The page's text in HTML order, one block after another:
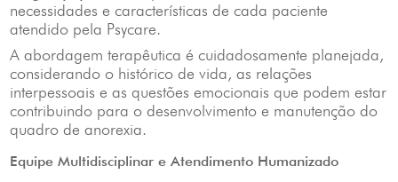
necessidades e características de cada paciente
atendido pela Psycare.
A abordagem terapêutica é cuidadosamente planejada,
considerando o histórico de vida, as relações
interpessoais e as questões emocionais que podem estar
contribuindo para o desenvolvimento e manutenção do
quadro de anorexia.
Equipe Multidisciplinar e Atendimento Humanizado